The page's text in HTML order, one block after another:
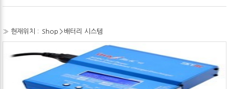
» 현재위치 : Shop > 배터리 시스템